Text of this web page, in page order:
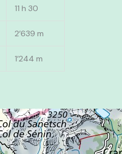
11 h 30
2’639 m
1’244 m